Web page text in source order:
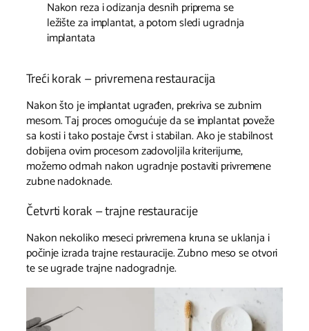
Nakon reza i odizanja desnih priprema se
ležište za implantat, a potom sledi ugradnja
implantata
Treći korak – privremena restauracija
Nakon što je implantat ugrađen, prekriva se zubnim
mesom. Taj proces omogućuje da se implantat poveže
sa kosti i tako postaje čvrst i stabilan. Ako je stabilnost
dobijena ovim procesom zadovoljila kriterijume,
možemo odmah nakon ugradnje postaviti privremene
zubne nadoknade.
Četvrti korak – trajne restauracije
Nakon nekoliko meseci privremena kruna se uklanja i
počinje izrada trajne restauracije. Zubno meso se otvori
te se ugrade trajne nadogradnje.